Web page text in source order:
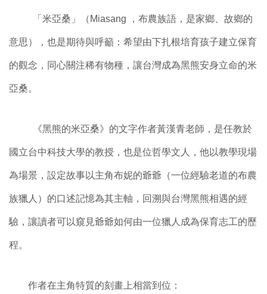
「米亞桑」（Miasang ，布農族語，是家鄉、故鄉的
意思），也是期待與呼籲 ：希望由下扎根培育孩子建立保育
的觀念，同心關注稀有物種，讓台灣成為黑熊安身立命的米
亞桑。
《黑熊的米亞桑》的文字作者黃漢青老師，是任教於
國立台中科技大學的教授，也是位哲學文人，他以教學現場
為場景，設定故事以主角布妮的爺爺（一位經驗老道的布農
族獵人）的口述記憶為其主軸，回溯與台灣黑熊相遇的經
驗，讓讀者可以窺見爺爺如何由一位獵人成為保育志工的歷
程。
作者在主角特質的刻畫上相當到位：